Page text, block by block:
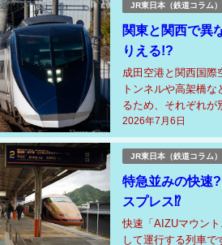
JR東日本（鉄道コラム）
関東と関西で異
りえる!?
2026年7月6日
成田空港と関西国際
トンネルや高架橋
るため、それぞれが
が同じため、両社が
JR東日本（鉄道コラム）
特急並みの快速
スプレス⁉
快速「AIZUマウン
して運行する列車